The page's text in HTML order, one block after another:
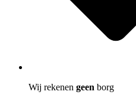
Wij rekenen geen borg